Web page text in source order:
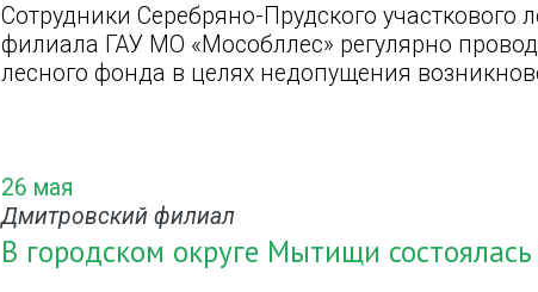
Сотрудники Серебряно-Прудского участкового
филиала ГАУ МО «Мособллес» регулярно
лесного фонда в целях недопущения
26 мая
Дмитровский филиал
В городском округе Мытищи